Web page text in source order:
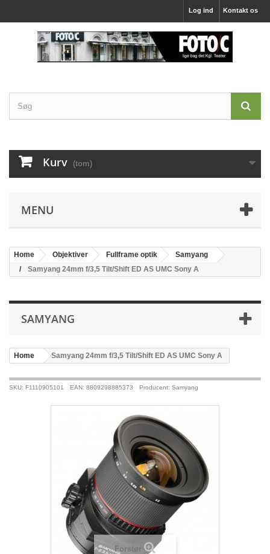
Kontakt os
Log ind
Kurv (tom)
MENU
Home Objektiver Fullframe optik
Samyang
Samyang 24mm f/3,5 Tilt/Shift ED AS UMC Sony A
SAMYANG
Home >Samyang 24mm f/3,5 Tilt/Shift ED AS UMC Sony A
SKU: F1110905101 EAN: 8809298885373 Producent: Samyang
Forstør